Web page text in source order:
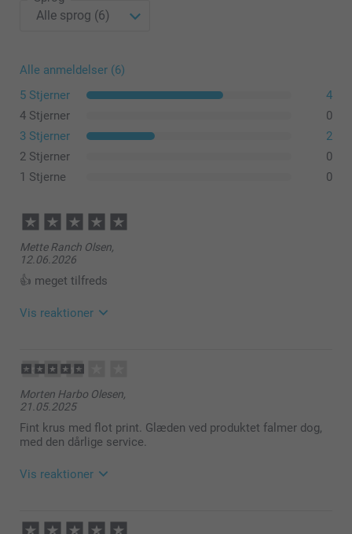
Find oplysninger om rejsekrusets varmelagring her
Alle anmeldelser (6)
5 Stjerner
4
4 Stjerner
0
3 Stjerner
2
2 Stjerner
0
1 Stjerne
0
Mette Ranch Olsen,
12.06.2026
👍 meget tilfreds
Vis reaktioner
08:11
Tusind tak for din anmeldelse!
Det glæder os meget at høre, at du er meget tilfreds
med dit rejsekrus.
Vi sætter stor pris på din feedback og håber at
Varme hilsner
Morten Harbo Olesen,
21.05.2025
Fint krus med flot print. Glæden ved produktet falmer dog,
med den dårlige service.
Vis reaktioner
10:47